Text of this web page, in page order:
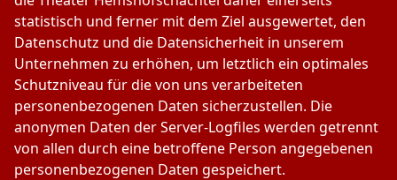
statistisch und ferner mit dem Ziel ausgewertet, den
Datenschutz und die Datensicherheit in unserem
Unternehmen zu erhöhen, um letztlich ein optimales
Schutzniveau für die von uns verarbeiteten
personenbezogenen Daten sicherzustellen. Die
anonymen Daten der Server-Logfiles werden getrennt
von allen durch eine betroffene Person angegebenen
personenbezogenen Daten gespeichert.